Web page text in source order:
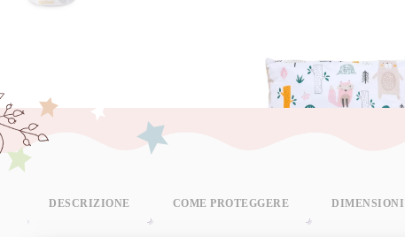
DESCRIZIONE COME PROTEGGERE DIMENSIONI